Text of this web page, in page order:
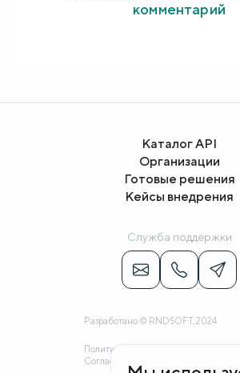
комментарий
Каталог API
Организации
Готовые решения
Кейсы внедрения
Служба поддержки
Разработано © RNDSOFT, 2024
Политика конфиденциальности
Согласие на обработку